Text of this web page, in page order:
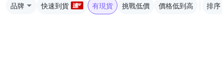
品牌 快速到貨 有現貨 挑戰低價 價格低到高 排序